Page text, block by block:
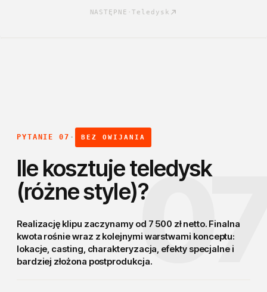
NASTĘPNE ·Teledysk
PYTANIE 07 · BEZ OWIJANIA
Ile kosztuje teledysk
(różne style)?
Realizację klipu zaczynamy od 7 500 zł netto. Finalna
kwota rośnie wraz z kolejnymi warstwami konceptu:
lokacje, casting, charakteryzacja, efekty specjalne i
bardziej złożona postprodukcja.